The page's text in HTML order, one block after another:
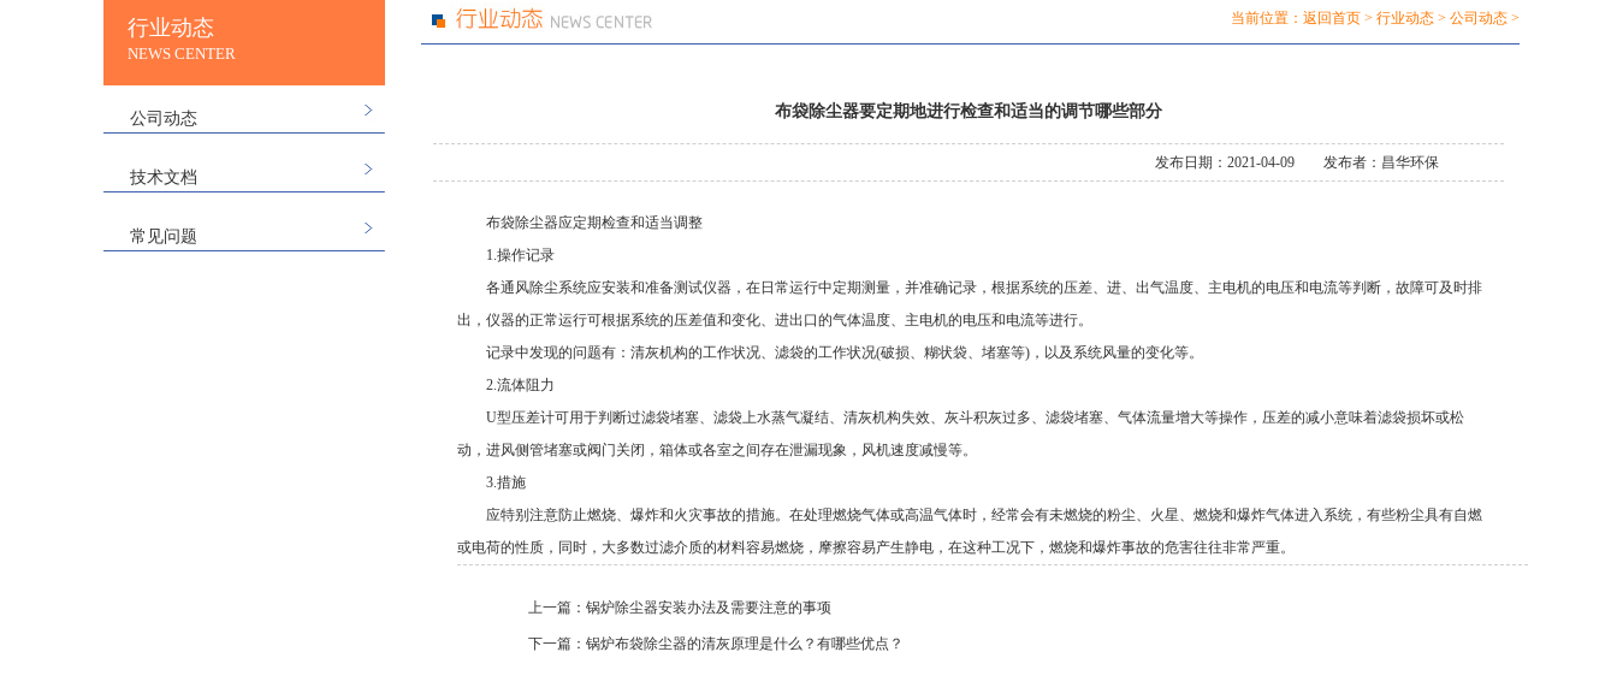
行业动态
NEWS CENTER
公司动态
技术文档
常见问题
当前位置： 返回首页 > 行业动态 > 公司动态 >
布袋除尘器要定期地进行检查和适当的调节哪些部分
发布者：昌华环保
发布日期：2021-04-09
布袋除尘器应定期检查和适当调整
1.操作记录
各通风除尘系统应安装和准备测试仪器，在日常运行中定期测量，并准确记录，根据系统的压差、进、出气温度、主电机的电压和电流等判断，故障可及时排
出，仪器的正常运行可根据系统的压差值和变化、进出口的气体温度、主电机的电压和电流等进行。
记录中发现的问题有：清灰机构的工作状况、滤袋的工作状况(破损、糊状袋、堵塞等)，以及系统风量的变化等。
2.流体阻力
U型压差计可用于判断过滤袋堵塞、滤袋上水蒸气凝结、清灰机构失效、灰斗积灰过多、滤袋堵塞、气体流量增大等操作，压差的减小意味着滤袋损坏或松
动，进风侧管堵塞或阀门关闭，箱体或各室之间存在泄漏现象，风机速度减慢等。
3.措施
应特别注意防止燃烧、爆炸和火灾事故的措施。在处理燃烧气体或高温气体时，经常会有未燃烧的粉尘、火星、燃烧和爆炸气体进入系统，有些粉尘具有自燃
或电荷的性质，同时，大多数过滤介质的材料容易燃烧，摩擦容易产生静电，在这种工况下，燃烧和爆炸事故的危害往往非常严重。
上一篇： 锅炉除尘器安装办法及需要注意的事项
下一篇： 锅炉布袋除尘器的清灰原理是什么？有哪些优点？